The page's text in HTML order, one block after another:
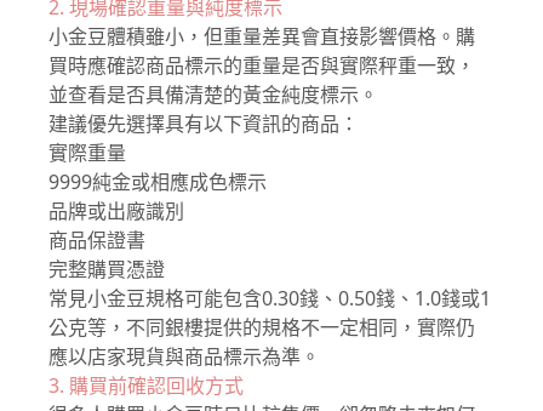
2. 現場確認重量與純度標示
小金豆體積雖小，但重量差異會直接影響價格。購
買時應確認商品標示的重量是否與實際秤重一致，
並查看是否具備清楚的黃金純度標示。
建議優先選擇具有以下資訊的商品：
實際重量
9999純金或相應成色標示
品牌或出廠識別
商品保證書
完整購買憑證
常見小金豆規格可能包含0.30錢、0.50錢、1.0錢或1
公克等，不同銀樓提供的規格不一定相同，實際仍
應以店家現貨與商品標示為準。
3. 購買前確認回收方式